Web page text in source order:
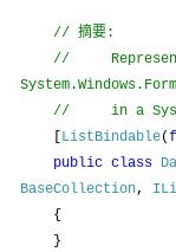
// 摘要:
//
//
in a
ListBindable(
public class
BaseCollection,
{
}